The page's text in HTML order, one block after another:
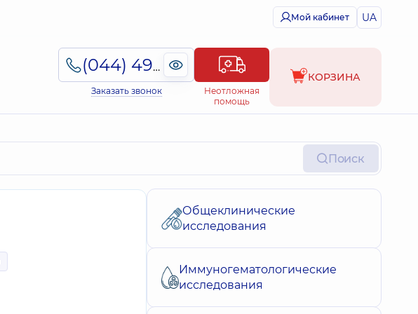
Мой кабинет UA
(044) 495-2-888
Заказать звонок
Неотложная
помощь
КОРЗИНА
Поиск
Общеклинические
исследования
Иммуногематологические
исследования